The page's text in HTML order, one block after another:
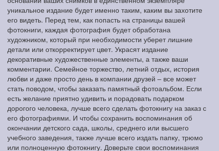
уникальное издание будет именно таким, каким вы захотите
его видеть. Перед тем, как попасть на страницы вашей
фотокниги, каждая фотография будет обработана
художником, который при необходимости уберет лишние
детали или откорректирует цвет. Украсят издание
декоративные художественные элементы, а также ваши
комментарии. Семейное торжество, летний отдых, история
любви и даже просто день в компании друзей – все может
стать поводом, чтобы заказать памятный фотоальбом. Если
есть желание приятно удивить и порадовать подарком
дорогого человека, лучше всего сделать фотокнигу на заказ с
его фотографиями. И чтобы сохранить воспоминания об
окончании детского сада, школы, среднего или высшего
учебного заведения, также лучше всего издать папку, трюмо
или полноценную фотокнигу. Доверьте свои воспоминания